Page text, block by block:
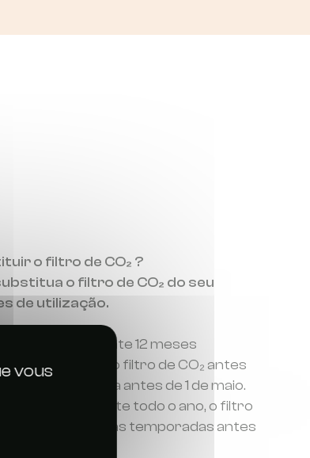
vous
o filtro de CO₂ ?
o filtro de CO₂ do seu
de utilização.
funcionar durante 12 meses
substituir o filtro de CO₂ antes
de preferência antes de 1 de maio.
é utilizada durante todo o ano, o filtro
durante várias temporadas antes